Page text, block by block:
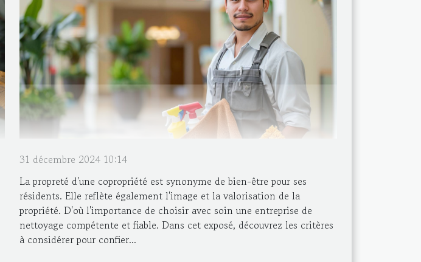
31 décembre 2024 10:14
La propreté d'une copropriété est synonyme de bien-être pour ses
résidents. Elle reflète également l'image et la valorisation de la
propriété. D'où l'importance de choisir avec soin une entreprise de
nettoyage compétente et fiable. Dans cet exposé, découvrez les critères
à considérer pour confier...